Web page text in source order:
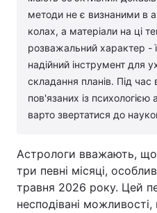
методи не є визнаними в
колах, а матеріали на ці
розважальний характер -
надійний інструмент для
складання планів. Під час
пов'язаних із
варто звертатися до
Астрологи вважають,
три певні місяці,
травня 2026 року. Цей
несподівані